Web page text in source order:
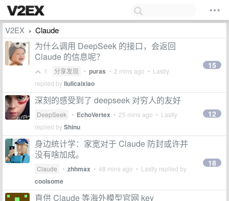
V2EX › Claude
为什么调用 DeepSeek 的接口，会返回
Claude 的信息呢？
1 分享发现 • puras • 2 mins ago • Lastly
replied byliulicaixiao
15
深刻的感受到了 deepseek 对穷人的友好
DeepSeek • EchoVertex • 25 mins ago • Lastly
replied byShinu
12
身边统计学：家宽对于 Claude 防封或许并
没有啥加成。
Claude • zhhmax • 48 mins ago • Lastly replied by
coolsome
18
直供 Claude 等海外模型官网 key